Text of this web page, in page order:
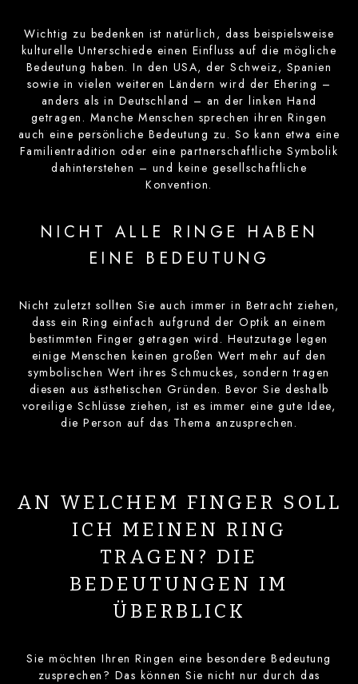
Wichtig zu bedenken ist natürlich, dass beispielsweise
kulturelle Unterschiede einen Einfluss auf die mögliche
Bedeutung haben. In den USA, der Schweiz, Spanien
sowie in vielen weiteren Ländern wird der Ehering –
anders als in Deutschland – an der linken Hand
getragen. Manche Menschen sprechen ihren Ringen
auch eine persönliche Bedeutung zu. So kann etwa eine
Familientradition oder eine partnerschaftliche Symbolik
dahinterstehen – und keine gesellschaftliche
Konvention.
NICHT ALLE RINGE HABEN
EINE BEDEUTUNG
Nicht zuletzt sollten Sie auch immer in Betracht ziehen,
dass ein Ring einfach aufgrund der Optik an einem
bestimmten Finger getragen wird. Heutzutage legen
einige Menschen keinen großen Wert mehr auf den
symbolischen Wert ihres Schmuckes, sondern tragen
diesen aus ästhetischen Gründen. Bevor Sie deshalb
voreilige Schlüsse ziehen, ist es immer eine gute Idee,
die Person auf das Thema anzusprechen.
AN WELCHEM FINGER SOLL
ICH MEINEN RING
TRAGEN? DIE
BEDEUTUNGEN IM
ÜBERBLICK
Sie möchten Ihren Ringen eine besondere Bedeutung
zusprechen? Das können Sie nicht nur durch das